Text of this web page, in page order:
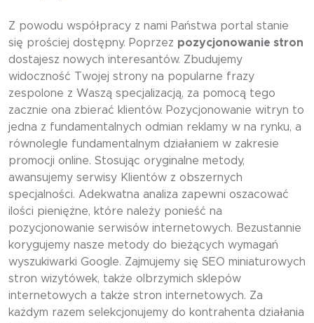
Z powodu współpracy z nami Państwa portal stanie
się prościej dostępny. Poprzez pozycjonowanie stron
dostajesz nowych interesantów. Zbudujemy
widoczność Twojej strony na popularne frazy
zespolone z Waszą specjalizacją, za pomocą tego
zacznie ona zbierać klientów. Pozycjonowanie witryn to
jedna z fundamentalnych odmian reklamy w na rynku, a
równolegle fundamentalnym działaniem w zakresie
promocji online. Stosując oryginalne metody,
awansujemy serwisy Klientów z obszernych
specjalności. Adekwatna analiza zapewni oszacować
ilości pieniężne, które należy ponieść na
pozycjonowanie serwisów internetowych. Bezustannie
korygujemy nasze metody do bieżących wymagań
wyszukiwarki Google. Zajmujemy się SEO miniaturowych
stron wizytówek, także olbrzymich sklepów
internetowych a także stron internetowych. Za
każdym razem selekcjonujemy do kontrahenta działania